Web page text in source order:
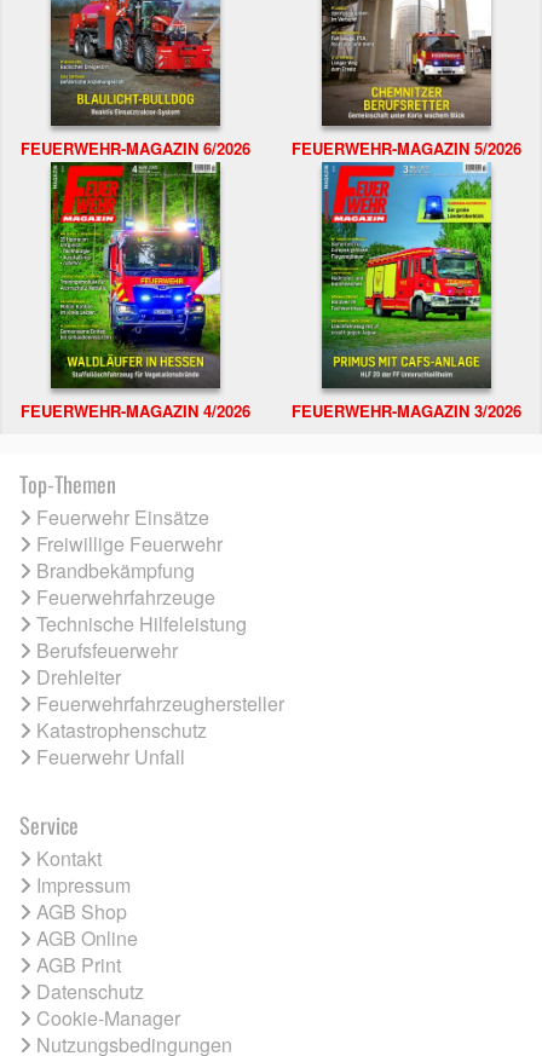
FEUERWEHR-MAGAZIN 6/2026 FEUERWEHR-MAGAZIN 5/2026
FEUERWEHR-MAGAZIN 4/2026 FEUERWEHR-MAGAZIN 3/2026
Top-Themen
Feuerwehr Einsätze
Freiwillige Feuerwehr
Brandbekämpfung
Feuerwehrfahrzeuge
Technische Hilfeleistung
Berufsfeuerwehr
Drehleiter
Feuerwehrfahrzeughersteller
Katastrophenschutz
Feuerwehr Unfall
Service
Kontakt
Impressum
AGB Shop
AGB Online
AGB Print
Datenschutz
Cookie-Manager
Nutzungsbedingungen